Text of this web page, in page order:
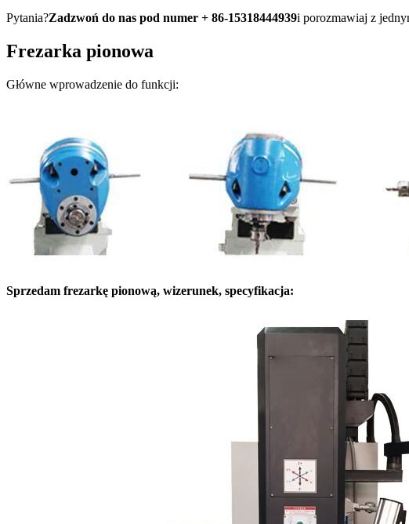
Pytania?Zadzwoń do nas pod numer + 86-15318444939i porozmawiaj z
Frezarka pionowa
Główne wprowadzenie do funkcji:
Sprzedam frezarkę pionową, wizerunek, specyfikacja: